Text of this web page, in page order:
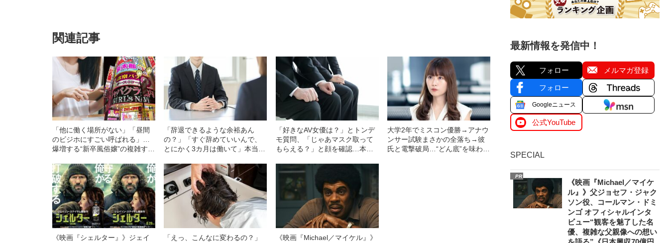
関連記事
「他に働く場所がない」「昼間
のビジホにすごい呼ばれる」…
爆増する“新卒風俗嬢”の複雑すぎ
「辞退できるような余裕あん
の？」「すぐ辞めていいんで、
とにかく3カ月は働いて」本当に
たち”
「好きなAV女優は？」とトンデ
モ質問、「じゃあマスク取って
もらえる？」と顔を確認…本当
大学2年でミスコン優勝→アナウ
ンサー試験まさかの全落ち→彼
氏と電撃破局…“どん底”を味わっ
《映画『シェルター』》ジェイ
「えっ、こんなに変わるの？」
《映画『Michael／マイケル』》
最新情報を発信中！
フォロー メルマガ登録
フォロー
Googleニュース
公式YouTube
SPECIAL
PR
《映画『Michael／マイケ
ル』》父ジョセフ・ジャク
ソン役、コールマン・ドミ
ンゴ オフィシャルインタ
ビュー“観客を魅了した名
優、複雑な父親像への想い